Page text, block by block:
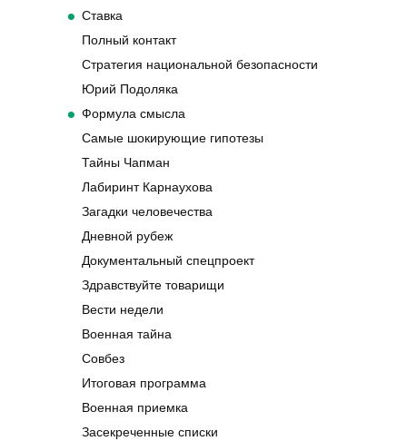
Ставка
Полный контакт
Стратегия национальной безопасности
Юрий Подоляка
Формула смысла
Самые шокирующие гипотезы
Тайны Чапман
Лабиринт Карнаухова
Загадки человечества
Дневной рубеж
Документальный спецпроект
Здравствуйте товарищи
Вести недели
Военная тайна
Совбез
Итоговая программа
Военная приемка
Засекреченные списки